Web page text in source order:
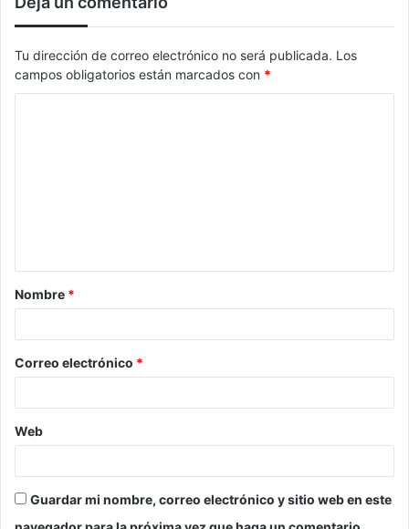
Tu dirección de correo electrónico no será publicada. Los
campos obligatorios están marcados con *
Nombre *
Correo electrónico *
Web
Guardar mi nombre, correo electrónico y sitio web en este